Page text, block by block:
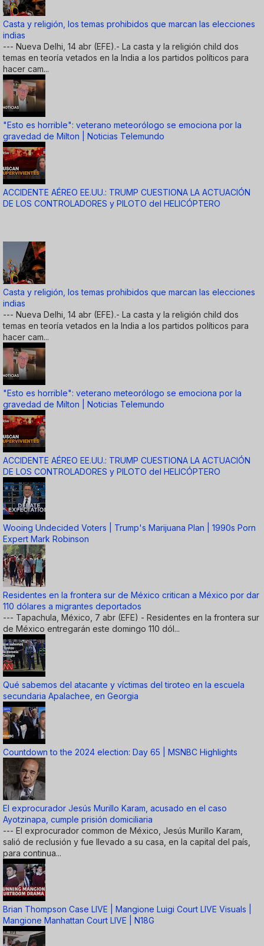
Casta y religión, los temas prohibidos que marcan las elecciones
indias
--- Nueva Delhi, 14 abr (EFE).- La casta y la religión child dos
temas en teoría vetados en la India a los partidos políticos para
hacer cam...
"Esto es horrible": veterano meteorólogo se emociona por la
gravedad de Milton | Noticias Telemundo
ACCIDENTE AÉREO EE.UU.: TRUMP CUESTIONA LA ACTUACIÓN
DE LOS CONTROLADORES y PILOTO del HELICÓPTERO
Casta y religión, los temas prohibidos que marcan las elecciones
indias
--- Nueva Delhi, 14 abr (EFE).- La casta y la religión child dos
temas en teoría vetados en la India a los partidos políticos para
hacer cam...
"Esto es horrible": veterano meteorólogo se emociona por la
gravedad de Milton | Noticias Telemundo
ACCIDENTE AÉREO EE.UU.: TRUMP CUESTIONA LA ACTUACIÓN
DE LOS CONTROLADORES y PILOTO del HELICÓPTERO
Wooing Undecided Voters | Trump's Marijuana Plan | 1990s Porn
Expert Mark Robinson
Residentes en la frontera sur de México critican a México por dar
110 dólares a migrantes deportados
--- Tapachula, México, 7 abr (EFE) - Residentes en la frontera sur
de México entregarán este domingo 110 dól...
Qué sabemos del atacante y víctimas del tiroteo en la escuela
secundaria Apalachee, en Georgia
Countdown to the 2024 election: Day 65 | MSNBC Highlights
El exprocurador Jesús Murillo Karam, acusado en el caso
Ayotzinapa, cumple prisión domiciliaria
--- El exprocurador common de México, Jesús Murillo Karam,
salió de reclusión y fue llevado a su casa, en la capital del país,
para continua...
Brian Thompson Case LIVE | Mangione Luigi Court LIVE Visuals |
Mangione Manhattan Court LIVE | N18G